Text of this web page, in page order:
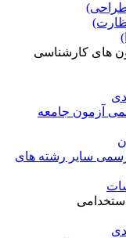
های کارشناسی
آزمون جامعه
سایر رشته های